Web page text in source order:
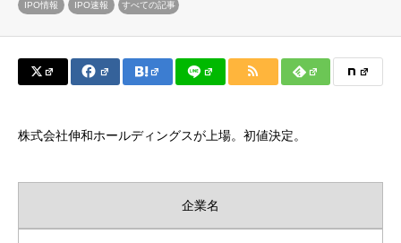
IPO情報 IPO速報 すべての記事
株式会社伸和ホールディングスが上場。初値決定。
企業名